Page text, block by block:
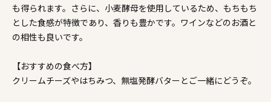
も得られます。さらに、小麦酵母を使用しているため、もちもち
とした食感が特徴であり、香りも豊かです。ワインなどのお酒と
の相性も良いです。
【おすすめの食べ方】
クリームチーズやはちみつ、無塩発酵バターとご一緒にどうぞ。